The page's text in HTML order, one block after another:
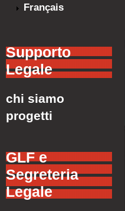
Français
Supporto
Legale
chi siamo
progetti
GLF e
Segreteria
Legale